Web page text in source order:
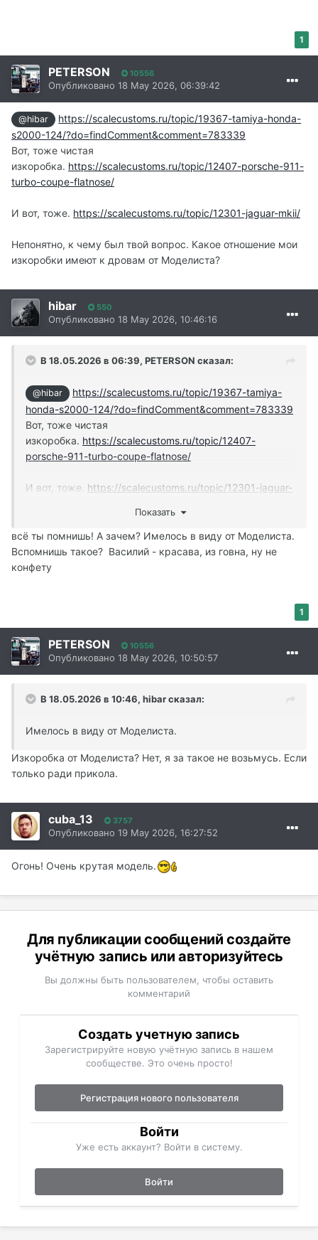
1
PETERSON 10556
Опубликовано 18 May 2026, 06:39:42
@hibar
https://scalecustoms.ru/topic/19367-tamiya-honda-
s2000-124/?do=findComment&comment=783339
Вот, тоже чистая
изкоробка. https://scalecustoms.ru/topic/12407-porsche-911-
turbo-coupe-flatnose/
И вот, тоже. https://scalecustoms.ru/topic/12301-jaguar-mkii/
Непонятно, к чему был твой вопрос. Какое отношение мои
изкоробки имеют к дровам от Моделиста?
hibar 550
Опубликовано 18 May 2026, 10:46:16
В 18.05.2026 в 06:39, PETERSON сказал:
@hibar
https://scalecustoms.ru/topic/19367-tamiya-
honda-s2000-124/?do=findComment&comment=783339
Вот, тоже чистая
изкоробка. https://scalecustoms.ru/topic/12407-
porsche-911-turbo-coupe-flatnose/
И вот, тоже. https://scalecustoms.ru/topic/12301-jaguar-
Непонятно, к чему был твой вопрос. Какое отношение
мои изкоробки имеют к дровам от Моделиста?
Показать
всё ты помнишь! А зачем? Имелось в виду от Моделиста.
Вспомнишь такое? Василий - красава, из говна, ну не
конфету
1
PETERSON 10556
Опубликовано 18 May 2026, 10:50:57
В 18.05.2026 в 10:46, hibarсказал:
Имелось в виду от Моделиста.
Изкоробка от Моделиста? Нет, я за такое не возьмусь. Если
только ради прикола.
cuba_13 3757
Опубликовано 19 May 2026, 16:27:52
Огонь! Очень крутая модель.
Для публикации сообщений создайте
учётную запись или авторизуйтесь
Вы должны быть пользователем, чтобы оставить
комментарий
Создать учетную запись
Зарегистрируйте новую учётную запись в нашем
сообществе. Это очень просто!
Регистрация нового пользователя
Войти
Уже есть аккаунт? Войти в систему.
Войти